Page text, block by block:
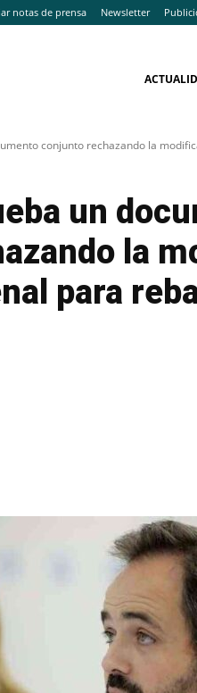
notas de prensa Newsletter
conjunto rechazando la
un
la
para